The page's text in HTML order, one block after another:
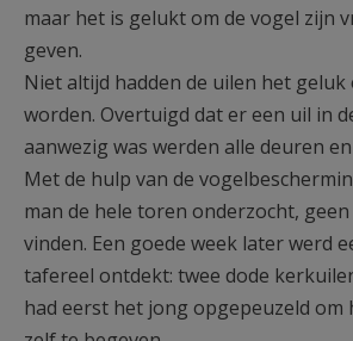
maar het is gelukt om de vogel zijn
geven.
Niet altijd hadden de uilen het geluk
worden. Overtuigd dat er een uil in
aanwezig was werden alle deuren
Met de hulp van de
man de hele toren onderzocht,
vinden. Een goede week later werd
tafereel ontdekt: twee dode
had eerst het jong opgepeuzeld om